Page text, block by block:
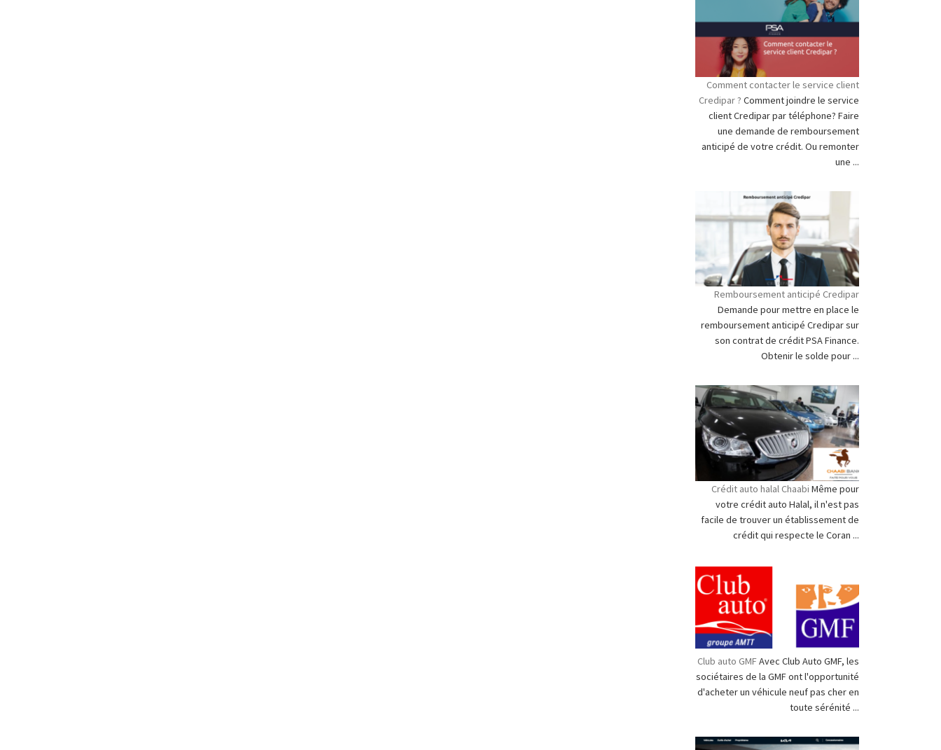
Comment contacter le service client
Credipar ? Comment joindre le service
client Credipar par téléphone? Faire
une demande de remboursement
anticipé de votre crédit. Ou remonter
une ...
Remboursement anticipé Credipar
Demande pour mettre en place le
remboursement anticipé Credipar sur
son contrat de crédit PSA Finance.
Obtenir le solde pour ...
Crédit auto halal Chaabi Même pour
votre crédit auto Halal, il n'est pas
facile de trouver un établissement de
crédit qui respecte le Coran ...
Club auto GMFAvec Club Auto GMF, les
sociétaires de la GMF ont l'opportunité
d'acheter un véhicule neuf pas cher en
toute sérénité ...